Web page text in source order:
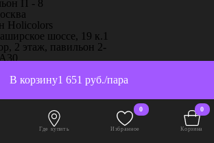
1 651 руб./пара
В корзину
П - 8
Holicolors
шоссе, 19 к.1
2 этаж, павильон 2-
А30
Sherwinstore
10с, место 130
Авeню
ш, дом 25.
Где купить
0
Избранное
0
Корзина